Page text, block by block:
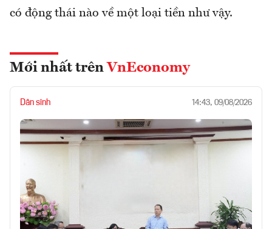
có động thái nào về một loại tiền như vậy.
Mới nhất trên VnEconomy
Dân sinh 14:43, 09/08/2026